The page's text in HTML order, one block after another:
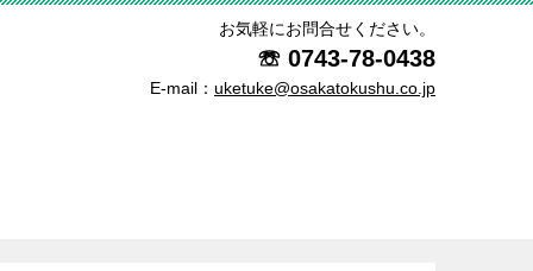
お気軽にお問合せください。
☏ 0743-78-0438
E-mail： uketuke@osakatokushu.co.jp